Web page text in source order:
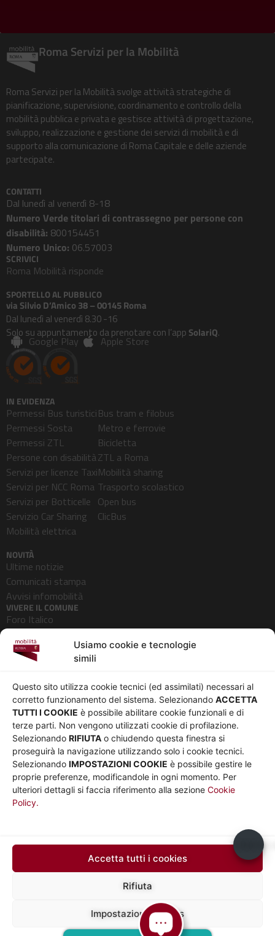
Usiamo cookie e tecnologie
simili
Questo sito utilizza cookie tecnici (ed assimilati) necessari al
corretto funzionamento del sistema. Selezionando ACCETTA
TUTTI I COOKIE è possibile abilitare cookie funzionali e di
terze parti. Non vengono utilizzati cookie di profilazione.
Selezionando RIFIUTA o chiudendo questa finestra si
proseguirà la navigazione utilizzando solo i cookie tecnici.
Selezionando IMPOSTAZIONI COOKIE è possibile gestire le
proprie preferenze, modificandole in ogni momento. Per
ulteriori dettagli si faccia riferimento alla sezione Cookie
Policy.
Accetta tutti i cookies
Rifiuta
Impostazioni cookies
Roma Servizi per la Mobilità
Roma Servizi per la Mobilità svolge attività strategiche di
pianificazione, supervisione, coordinamento e controllo della
mobilità pubblica e privata e gestisce attività di progettazione,
sviluppo, realizzazione e gestione dei servizi di mobilità e di
supporto alla comunicazione di Roma Capitale e delle aziende
partecipate.
CONTATTI
Dal lunedì al venerdì 8-18
Numero Verde titolari di contrassegno per persone con
disabilità: 800154451
Numero Unico: 06.57003
SCRIVICI
Roma Mobilità risponde
SPORTELLO AL PUBBLICO
via Silvio D’Amico 38 – 00145 Roma
Dal lunedì al venerdì 8.30 -16
Solo su appuntamento da prenotare con l’app SolariQ.
Google Play Apple Store
IN EVIDENZA
Permessi Bus turistici
Permessi Sosta
Permessi ZTL
Persone con disabilità
Servizi per licenze Taxi
Servizi per NCC Roma
Servizi per Botticelle
Servizio Car Sharing
Mobilità elettrica
Bus tram e filobus
Metro e ferrovie
Bicicletta
ZTL a Roma
Mobilità sharing
Trasporto scolastico
Open bus
ClicBus
NOVITÀ
Ultime notizie
Comunicati stampa
Avvisi infomobilità
VIVERE IL COMUNE
Foro Italico
Pedonalizzazioni
Aeroporti
Chi siamo
Governance
Whistleblowing
Co-Marketing
Social media policy
Informativa Cookie
Informativa Sito web e
social media
Privacy
Parità di genere
Amministrazione
trasparente
Bandi e gare
Note legali
UTILITÀ
Car Sharing Roma
Sede legale in via Silvio D’Amico 40, 00145 Roma, P. IVA e N.
Iscrizione 10735431008 del 31/12/2009 Numero REA 1253419
Usiamo